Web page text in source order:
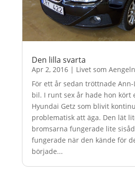
Den lilla svarta
Apr 2, 2016| Livet som Aengeln
För ett år sedan tröttnade
bil. I runt sex år hade hon kört
Hyundai Getz som blivit
problematisk att äga. Den lät
bromsarna fungerade lite
fungerade när den kände för
började...